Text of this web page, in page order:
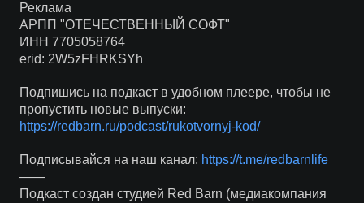
Реклама
АРПП "ОТЕЧЕСТВЕННЫЙ СОФТ"
ИНН 7705058764
erid: 2W5zFHRKSYh
Подпишись на подкаст в удобном плеере, чтобы не
пропустить новые выпуски:
https://redbarn.ru/podcast/rukotvornyj-kod/
Подписывайся на наш канал: https://t.me/redbarnlife
——
Подкаст создан студией Red Barn (медиакомпания